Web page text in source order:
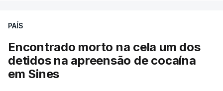
No domingo, estavam concluídos cerca de 50 por
cento dos mais de 20 mil pedidos de reapreciação,
mas Cristina Mota, porta-voz da Missão Escola
Pública, tem dúvidas de que o processo esteja
PAÍS
Encontrado morto na cela um dos
detidos na apreensão de cocaína
em Sines